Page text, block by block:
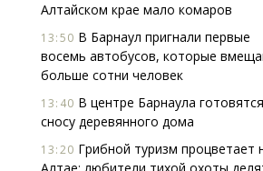
Алтайском крае мало комаров
13:50 В Барнаул пригнали первые
восемь автобусов, которые
больше сотни человек
13:40 В центре Барнаула
сносу деревянного дома
13:20 Грибной туризм процветает